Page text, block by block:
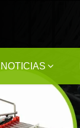
NOTICIAS